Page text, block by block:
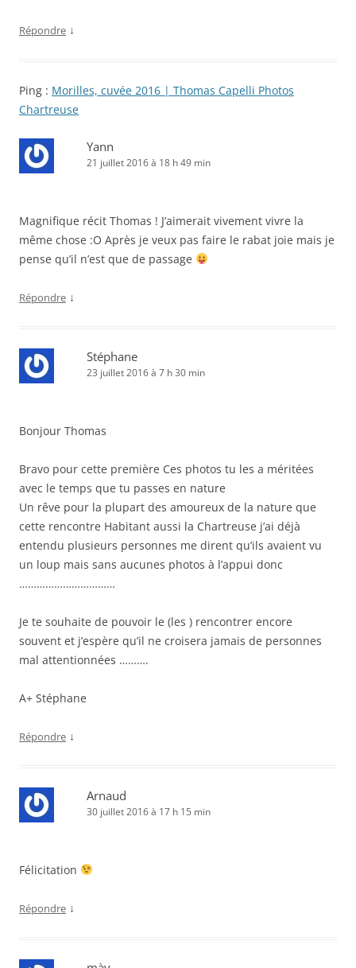
Répondre ↓
Ping : Morilles, cuvée 2016 | Thomas Capelli Photos
Chartreuse
Yann
21 juillet 2016 à 18 h 49 min
Magnifique récit Thomas ! J’aimerait vivement vivre la
même chose :O Après je veux pas faire le rabat joie mais je
pense qu’il n’est que de passage
Répondre ↓
Stéphane
23 juillet 2016 à 7 h 30 min
Bonjour Thomas
Bravo pour cette première Ces photos tu les a méritées
avec le temps que tu passes en nature
Un rêve pour la plupart des amoureux de la nature que
cette rencontre Habitant aussi la Chartreuse j’ai déjà
entendu plusieurs personnes me dirent qu’ils avaient vu
un loup mais sans aucunes photos à l’appui donc
……………………………
Je te souhaite de pouvoir le (les ) rencontrer encore
souvent et j’espère qu’il ne croisera jamais de personnes
mal attentionnées ……….
A+ Stéphane
Répondre ↓
Arnaud
30 juillet 2016 à 17 h 15 min
Félicitation
Répondre ↓